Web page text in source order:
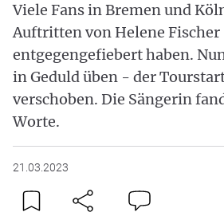
Viele Fans in Bremen und
Auftritten von Helene Fischer
entgegengefiebert haben.
in Geduld üben - der
verschoben. Die Sängerin
Worte.
21.03.2023